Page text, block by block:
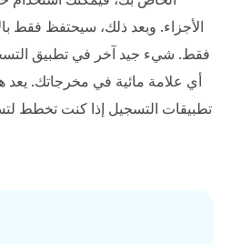
الأجزاء. وبعد ذلك، سيحتفظ فقط
فقط. شيء جيد آخر في تطبيق
أي علامة مائية في مخرجاتك. يعد
تطبيقات التسجيل إذا كنت تخطط